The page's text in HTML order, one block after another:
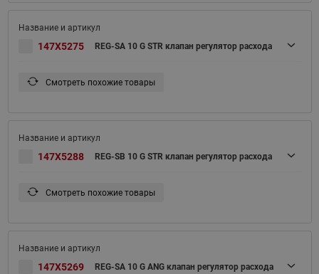
147X5275 REG-SA 10 G STR клапан регулятор расхода
Смотреть похожие товары
147X5288 REG-SB 10 G STR клапан регулятор расхода
Смотреть похожие товары
147X5269 REG-SA 10 G ANG клапан регулятор расхода